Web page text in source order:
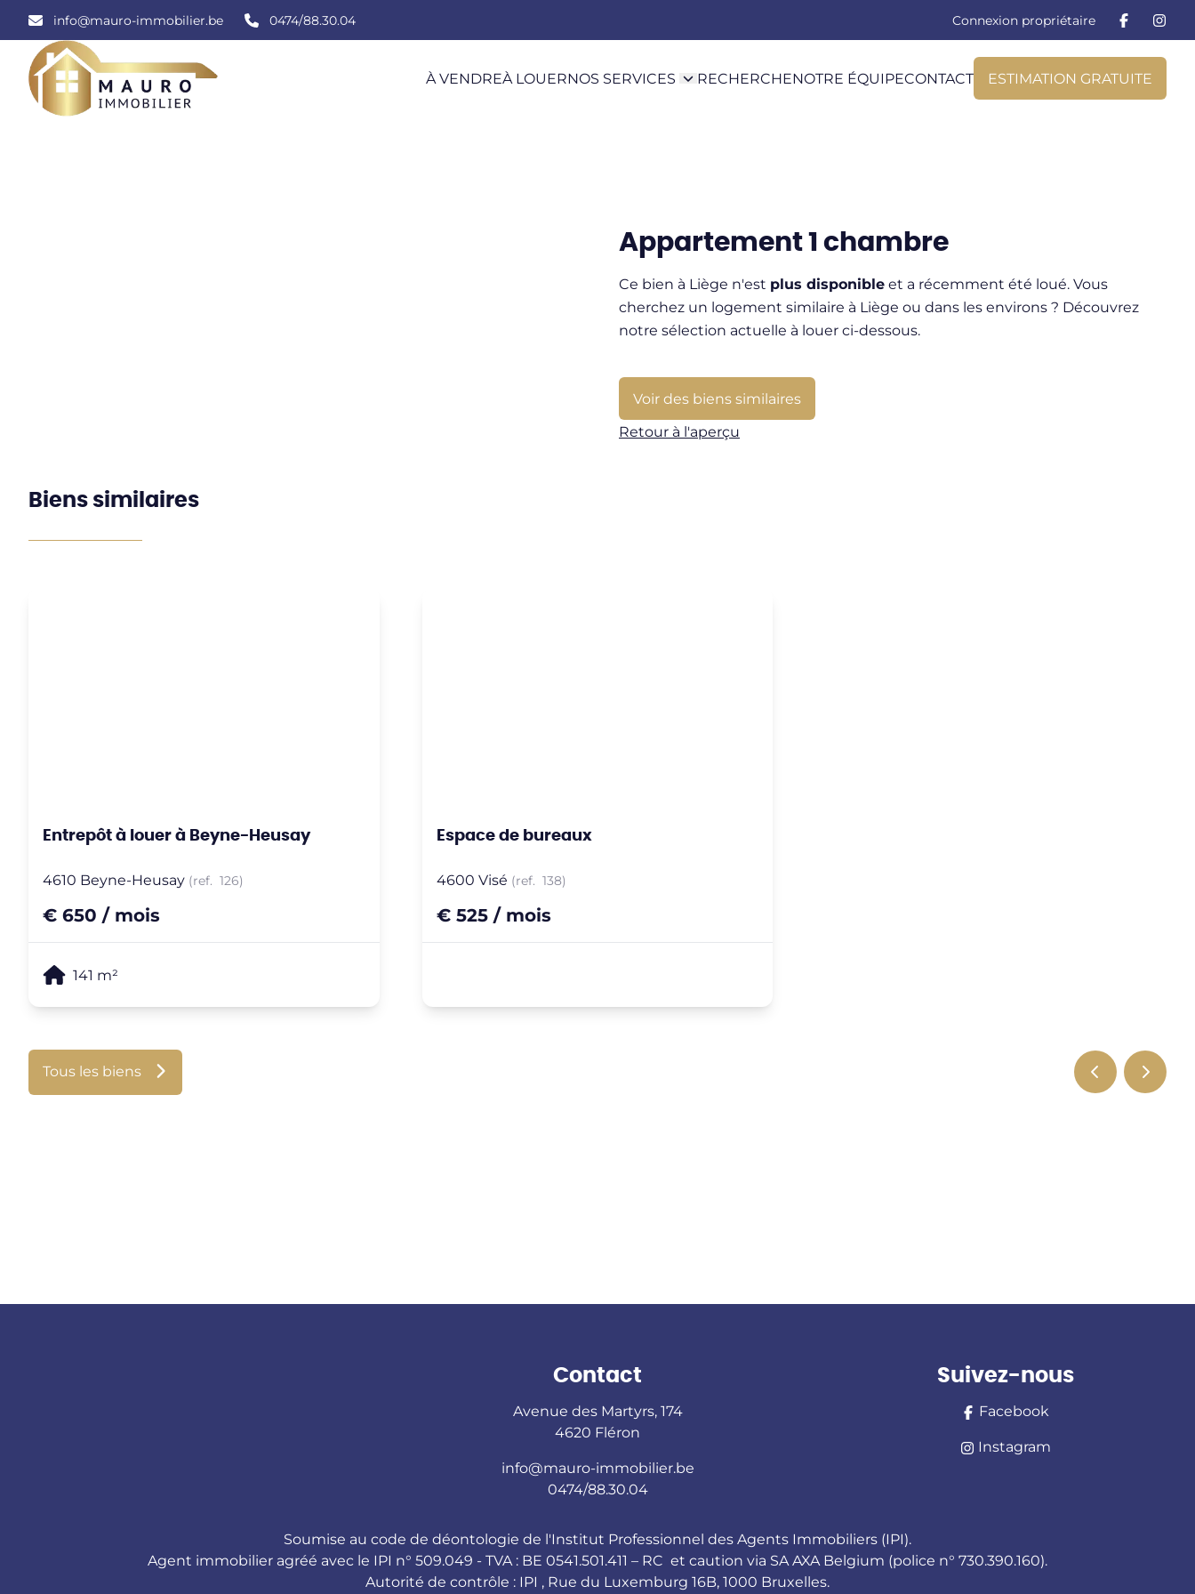
info@mauro-immobilier.be 0474/88.30.04 Connexion propriétaire
À VENDREÀ LOUERNOS SERVICES RECHERCHENOTRE ÉQUIPECONTACT ESTIMATION GRATUITE
Appartement 1 chambre
Ce bien à Liège n'est plus disponibleet a récemment été loué. Vous
cherchez un logement similaire à Liège ou dans les environs ? Découvrez
notre sélection actuelle à louer ci-dessous.
Voir des biens similaires
Retour à l'aperçu
Biens similaires
Entrepôt à louer à Beyne-Heusay
4610 Beyne-Heusay (ref. 126)
€ 650 / mois
141 m²
Espace de bureaux
4600 Visé (ref. 138)
€ 525 / mois
Tous les biens
Contact
Avenue des Martyrs, 174
4620 Fléron
info@mauro-immobilier.be
0474/88.30.04
Suivez-nous
Facebook
Instagram
Soumise au code de déontologie de l'Institut Professionnel des Agents Immobiliers (IPI).
Agent immobilier agréé avec le IPI n° 509.049 - TVA : BE 0541.501.411 – RC et caution via SA AXA Belgium (police n° 730.390.160).
Autorité de contrôle : IPI , Rue du Luxemburg 16B, 1000 Bruxelles.